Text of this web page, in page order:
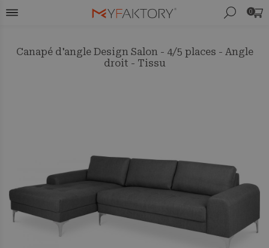
0
Canapé d'angle Design Salon - 4/5 places - Angle
droit - Tissu